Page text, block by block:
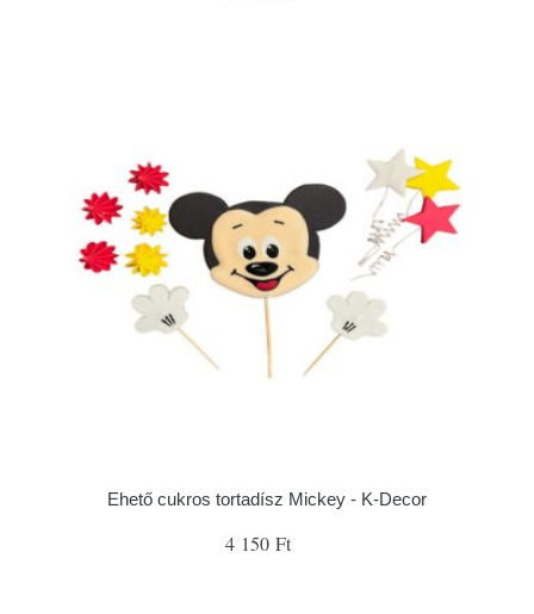
Ehető cukros tortadísz Mickey - K-Decor
4 150 Ft